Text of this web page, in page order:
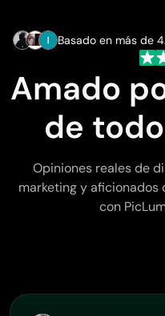
Basado en más de
Amado
de
Opiniones reales de
marketing y aficionados
con